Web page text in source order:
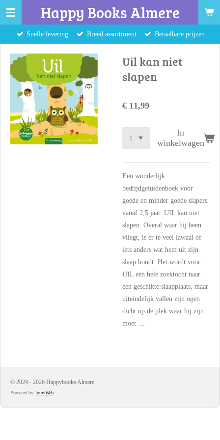
Ga
naar
hoofdinhoud
Happy Books Almere
Snelle levering Breed assortiment Betaalbare prijzen
Uil kan niet
slapen
€ 11,99
In
winkelwagen
Een wonderlijk
bedtijdgeluidenboek voor
goede en minder goede slapers
vanaf 2,5 jaar. UIL kan niet
slapen. Overal waar hij heen
vliegt, is er te veel lawaai of
iets anders wat hem uit zijn
slaap houdt. Het wordt voor
UIL een hele zoektocht naar
een geschikte slaapplaats, maar
uiteindelijk vallen zijn ogen
dicht op de plek waar hij zijn
moet …
© 2024 - 2026 Happybooks Almere
Powered by JouwWeb